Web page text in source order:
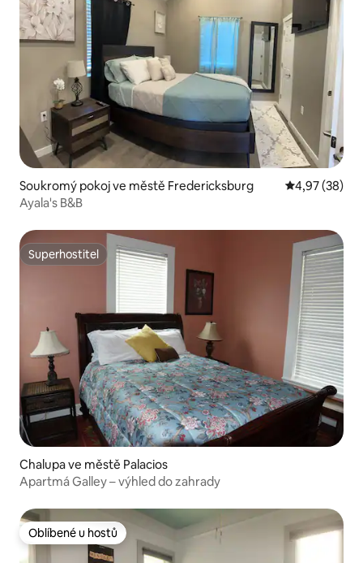
Soukromý pokoj ve městě Fredericksburg Průměrné
4,97 (38)
Ayala's B&B
Superhostitel
Superhostitel
Chalupa ve městě Palacios
Apartmá Galley – výhled do zahrady
Oblíbené u hostů
Oblíbené u hostů